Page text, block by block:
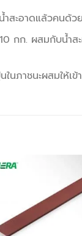
ะอาดแล้วคนด้ว
กก. ผสมกับน้ำ
ภาชนะผสมให้เข้